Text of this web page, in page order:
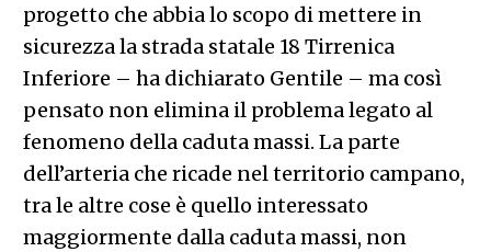
progetto che abbia lo scopo di mettere in
sicurezza la strada statale 18 Tirrenica
Inferiore – ha dichiarato Gentile – ma così
pensato non elimina il problema legato al
fenomeno della caduta massi. La parte
dell’arteria che ricade nel territorio campano,
tra le altre cose è quello interessato
maggiormente dalla caduta massi, non